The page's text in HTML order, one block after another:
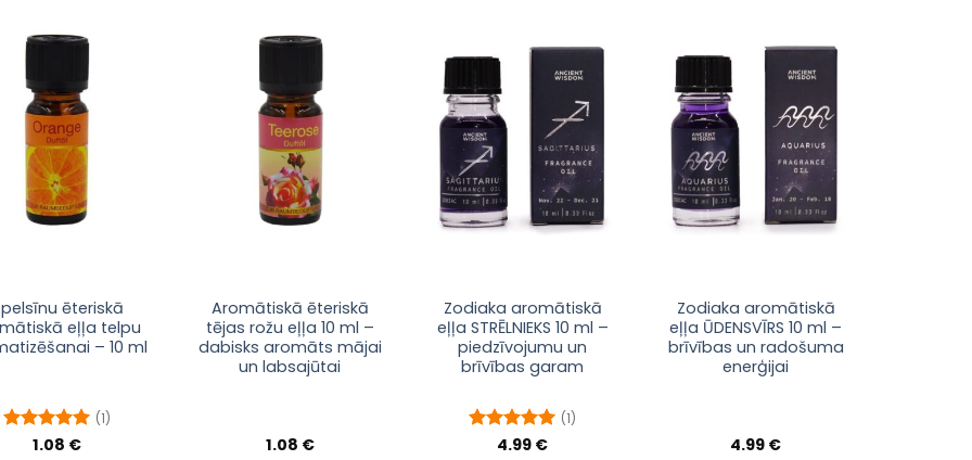
Pievienot
sarakstam
ēteriskā
eļļa telpu
– 10 ml
Novērtēts
(1)
1.08 €
Pievienot
sarakstam
Aromātiskā ēteriskā
tējas rožu eļļa 10 ml –
dabisks aromāts mājai
un labsajūtai
1.08 €
Pievienot
sarakstam
Zodiaka aromātiskā
eļļa STRĒLNIEKS 10 ml –
piedzīvojumu un
brīvības garam
Novērtēts
(1)
4.99 €
Pievienot
Zodiaka aromātiskā
eļļa ŪDENSVĪRS 10 ml –
brīvības un radošuma
enerģijai
4.99 €